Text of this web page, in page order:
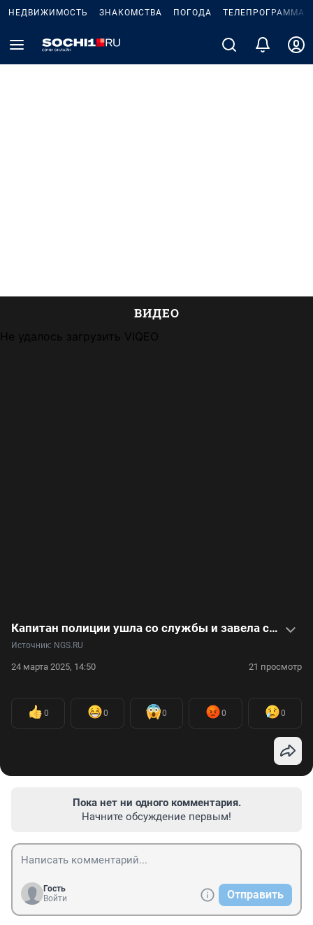
НЕДВИЖИМОСТЬ ЗНАКОМСТВА ПОГОДА ТЕЛЕПРОГРАММА
ВИДЕО
Не удалось загрузить VIQEO
Капитан полиции ушла со службы и завела сотню коз, а они помогли ей победить рак — видео
Источник: NGS.RU
24 марта 2025, 14:50 21 просмотр
0 0 0 0 0
Пока нет ни одного комментария.
Начните обсуждение первым!
Гость
Войти
Отправить